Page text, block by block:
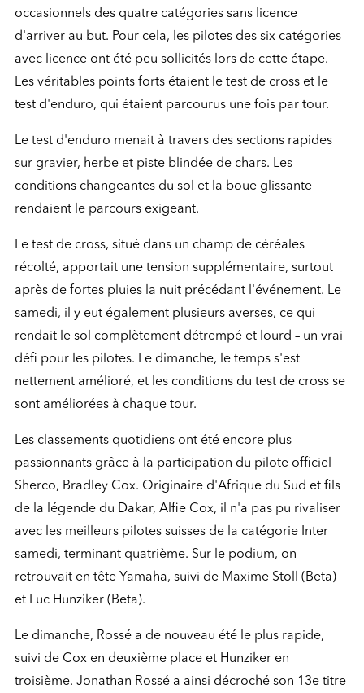
occasionnels des quatre catégories sans licence
d'arriver au but. Pour cela, les pilotes des six catégories
avec licence ont été peu sollicités lors de cette étape.
Les véritables points forts étaient le test de cross et le
test d'enduro, qui étaient parcourus une fois par tour.
Le test d'enduro menait à travers des sections rapides
sur gravier, herbe et piste blindée de chars. Les
conditions changeantes du sol et la boue glissante
rendaient le parcours exigeant.
Le test de cross, situé dans un champ de céréales
récolté, apportait une tension supplémentaire, surtout
après de fortes pluies la nuit précédant l'événement. Le
samedi, il y eut également plusieurs averses, ce qui
rendait le sol complètement détrempé et lourd – un vrai
défi pour les pilotes. Le dimanche, le temps s'est
nettement amélioré, et les conditions du test de cross se
sont améliorées à chaque tour.
Les classements quotidiens ont été encore plus
passionnants grâce à la participation du pilote officiel
Sherco, Bradley Cox. Originaire d'Afrique du Sud et fils
de la légende du Dakar, Alfie Cox, il n'a pas pu rivaliser
avec les meilleurs pilotes suisses de la catégorie Inter
samedi, terminant quatrième. Sur le podium, on
retrouvait en tête Yamaha, suivi de Maxime Stoll (Beta)
et Luc Hunziker (Beta).
Le dimanche, Rossé a de nouveau été le plus rapide,
suivi de Cox en deuxième place et Hunziker en
troisième. Jonathan Rossé a ainsi décroché son 13e titre